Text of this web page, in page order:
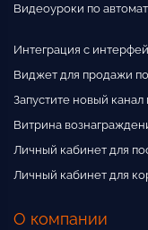
Видеоуроки по
Интеграция с
Виджет для продажи
Запустите новый канал
Витрина
Личный кабинет для
Личный кабинет для
О компании